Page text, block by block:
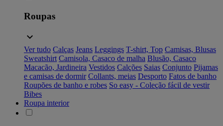
Roupas
Ver tudo Calças Jeans Leggings T-shirt, Top Camisas, Blusas
Sweatshirt Camisola, Casaco de malha Blusão, Casaco
Macacão, Jardineira Vestidos Calções Saias Conjunto Pijamas
e camisas de dormir Collants, meias Desporto Fatos de banho
Roupões de banho e robes So easy - Coleção fácil de vestir
Bibes
Roupa interior